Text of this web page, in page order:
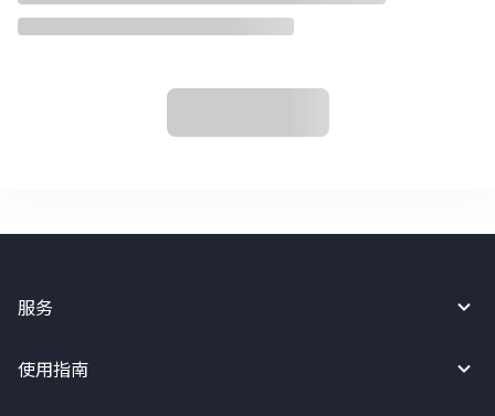
服务
使用指南